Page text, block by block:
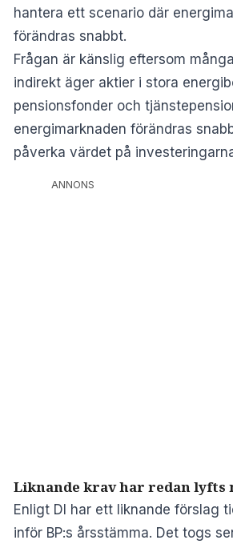
hantera ett scenario där
förändras snabbt.
Frågan är känslig eftersom
indirekt äger aktier i stora
pensionsfonder och
energimarknaden förändras
påverka värdet på
ANNONS
Liknande krav har redan lyfts
Enligt DI har ett liknande förslag
inför BP:s årsstämma. Det togs